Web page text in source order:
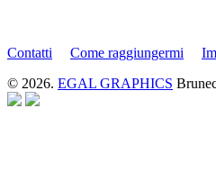
Contatti Come raggiungermi
© 2026. EGAL GRAPHICS